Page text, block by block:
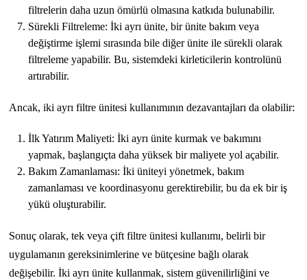
filtrelerin daha uzun ömürlü olmasına katkıda bulunabilir.
Sürekli Filtreleme: İki ayrı ünite, bir ünite bakım veya
değiştirme işlemi sırasında bile diğer ünite ile sürekli olarak
filtreleme yapabilir. Bu, sistemdeki kirleticilerin kontrolünü
artırabilir.
Ancak, iki ayrı filtre ünitesi kullanımının dezavantajları da olabilir:
İlk Yatırım Maliyeti: İki ayrı ünite kurmak ve bakımını
yapmak, başlangıçta daha yüksek bir maliyete yol açabilir.
Bakım Zamanlaması: İki üniteyi yönetmek, bakım
zamanlaması ve koordinasyonu gerektirebilir, bu da ek bir iş
yükü oluşturabilir.
Sonuç olarak, tek veya çift filtre ünitesi kullanımı, belirli bir
uygulamanın gereksinimlerine ve bütçesine bağlı olarak
değişebilir. İki ayrı ünite kullanmak, sistem güvenilirliğini ve